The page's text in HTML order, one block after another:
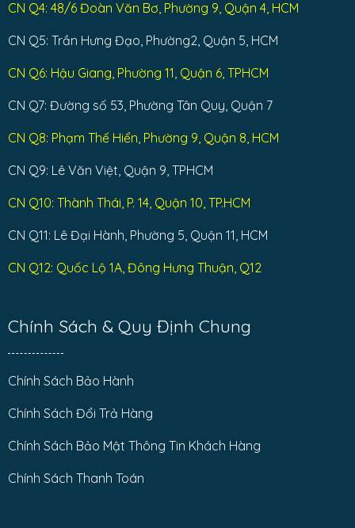
CN Q4: 48/6 Đoàn Văn Bơ, Phường 9, Quận 4, HCM
CN Q5: Trần Hưng Đạo, Phường2, Quận 5, HCM
CN Q6: Hậu Giang, Phường 11, Quận 6, TPHCM
CN Q7: Đường số 53, Phường Tân Quy, Quận 7
CN Q8: Phạm Thế Hiển, Phường 9, Quận 8, HCM
CN Q9: Lê Văn Việt, Quận 9, TPHCM
CN Q10: Thành Thái, P. 14, Quận 10, TP.HCM
CN Q11: Lê Đại Hành, Phường 5, Quận 11, HCM
CN Q12: Quốc Lộ 1A, Đông Hưng Thuận, Q12
Chính Sách & Quy Định Chung
Chính Sách Bảo Hành
Chính Sách Đổi Trả Hàng
Chính Sách Bảo Mật Thông Tin Khách Hàng
Chính Sách Thanh Toán